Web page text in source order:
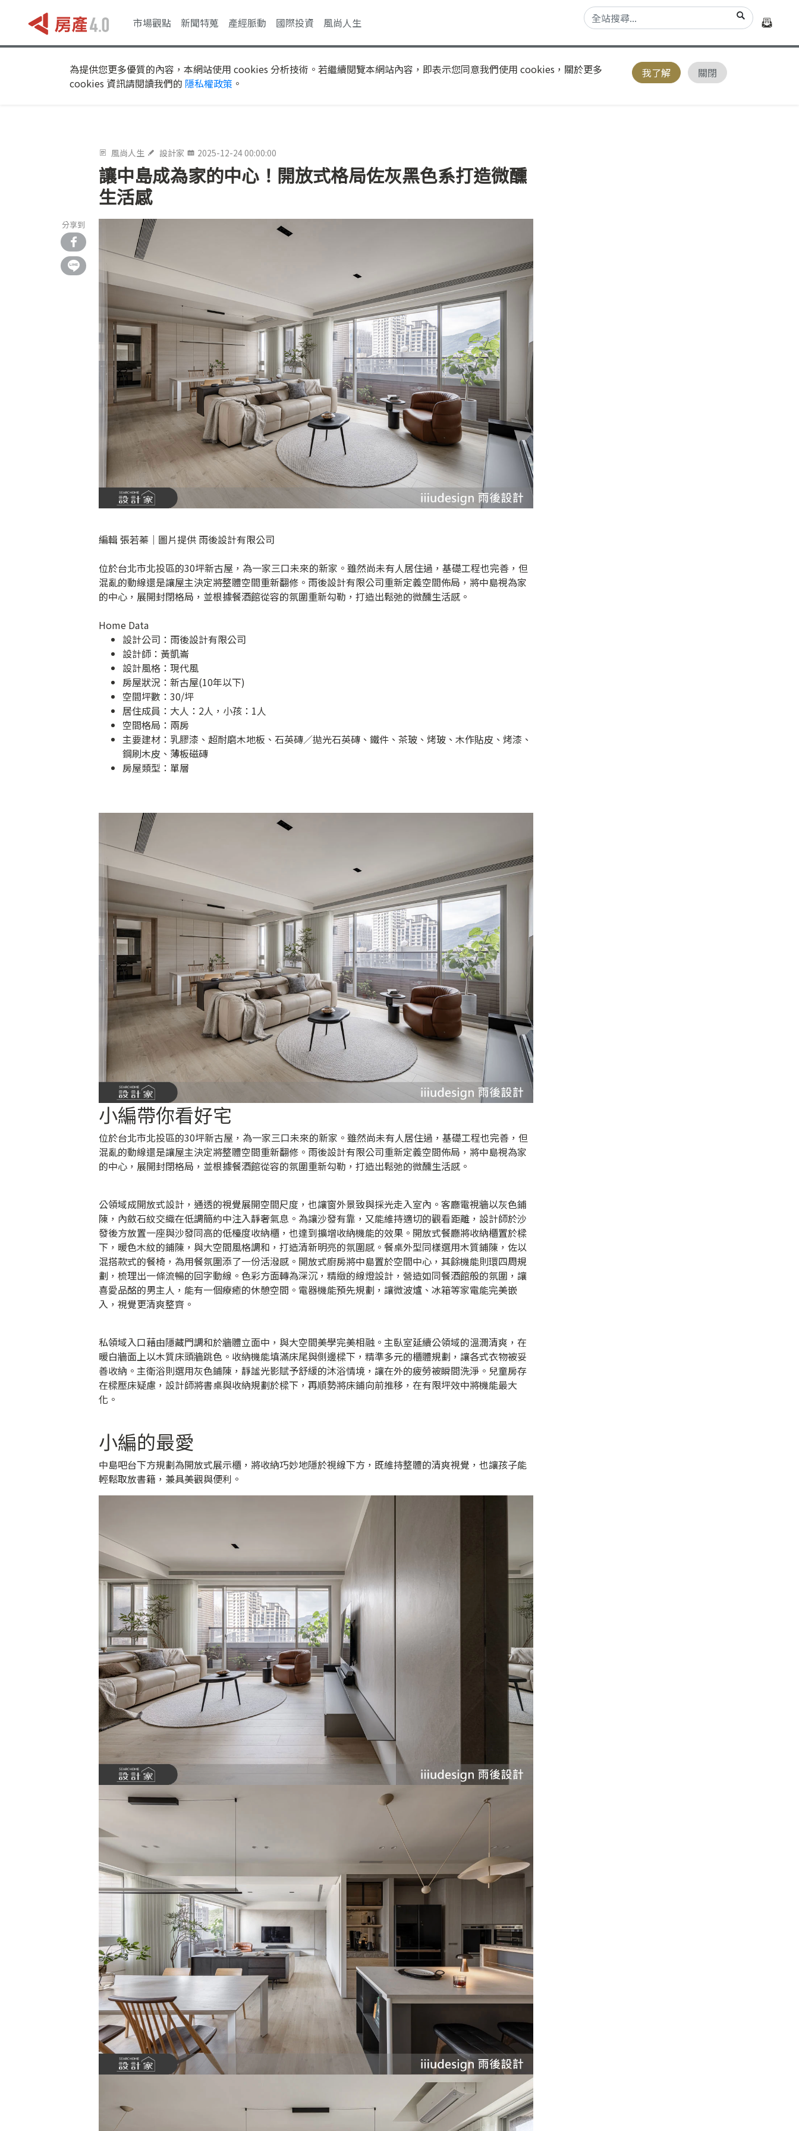
市場觀點 新聞特蒐 產經脈動 國際投資 風尚人生
為提供您更多優質的內容，本網站使用 cookies 分析技術。若繼續閱覽本網站內容，即表示您同意我們使用 cookies，關於更多
cookies 資訊請閱讀我們的 隱私權政策 。
我了解 關閉
風尚人生 設計家 2025-12-24 00:00:00
讓中島成為家的中心！開放式格局佐灰黑色系打造微醺
生活感
分享到
編輯 張若蓁｜圖片提供 雨後設計有限公司
位於台北市北投區的30坪新古屋，為一家三口未來的新家。雖然尚未有人居住過，基礎工程也完善，但
混亂的動線還是讓屋主決定將整體空間重新翻修。雨後設計有限公司重新定義空間佈局，將中島視為家
的中心，展開封閉格局，並根據餐酒館從容的氛圍重新勾勒，打造出鬆弛的微醺生活感。
Home Data
設計公司： 雨後設計有限公司
設計師：黃凱崙
設計風格：現代風
房屋狀況：新古屋(10年以下)
空間坪數：30/坪
居住成員：大人：2人，小孩：1人
空間格局：兩房
主要建材：乳膠漆、超耐磨木地板、石英磚／拋光石英磚、鐵件、茶玻、烤玻、木作貼皮、烤漆、
鋼刷木皮、薄板磁磚
房屋類型：單層
小編帶你看好宅
位於台北市北投區的30坪新古屋，為一家三口未來的新家。雖然尚未有人居住過，基礎工程也完善，但
混亂的動線還是讓屋主決定將整體空間重新翻修。雨後設計有限公司重新定義空間佈局，將中島視為家
的中心，展開封閉格局，並根據餐酒館從容的氛圍重新勾勒，打造出鬆弛的微醺生活感。
公領域成開放式設計，通透的視覺展開空間尺度，也讓窗外景致與採光走入室內。客廳電視牆以灰色鋪
陳，內斂石紋交織在低調簡約中注入靜奢氣息。為讓沙發有靠，又能維持適切的觀看距離，設計師於沙
發後方放置一座與沙發同高的低檯度收納櫃，也達到擴增收納機能的效果。開放式餐廳將收納櫃置於樑
下，暖色木紋的鋪陳，與大空間風格調和，打造清新明亮的氛圍感。餐桌外型同樣選用木質鋪陳，佐以
混搭款式的餐椅，為用餐氛圍添了一份活潑感。開放式廚房將中島置於空間中心，其餘機能則環四周規
劃，梳理出一條流暢的回字動線。色彩方面轉為深沉，精緻的線燈設計，營造如同餐酒館般的氛圍，讓
喜愛品酩的男主人，能有一個療癒的休憩空間。電器機能預先規劃，讓微波爐、冰箱等家電能完美嵌
入，視覺更清爽整齊。
私領域入口藉由隱藏門調和於牆體立面中，與大空間美學完美相融。主臥室延續公領域的溫潤清爽，在
暖白牆面上以木質床頭牆跳色。收納機能填滿床尾與側邊樑下，精準多元的櫃體規劃，讓各式衣物被妥
善收納。主衛浴則選用灰色鋪陳，靜謐光影賦予舒緩的沐浴情境，讓在外的疲勞被瞬間洗淨。兒童房存
在樑壓床疑慮，設計師將書桌與收納規劃於樑下，再順勢將床鋪向前推移，在有限坪效中將機能最大
化。
小編的最愛
中島吧台下方規劃為開放式展示櫃，將收納巧妙地隱於視線下方，既維持整體的清爽視覺，也讓孩子能
輕鬆取放書籍，兼具美觀與便利。